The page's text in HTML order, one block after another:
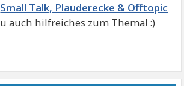
Small Talk, Plauderecke & Offtopic